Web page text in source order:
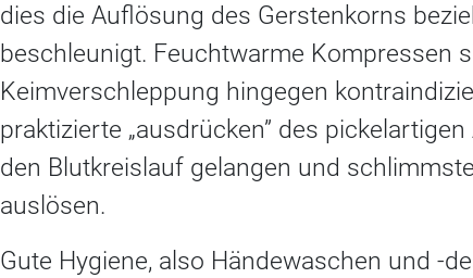
dies die Auflösung des Gerstenkorns
beschleunigt. Feuchtwarme Kompressen
Keimverschleppung hingegen
praktizierte „ausdrücken” des
den Blutkreislauf gelangen und
auslösen.
Gute Hygiene, also Händewaschen und -